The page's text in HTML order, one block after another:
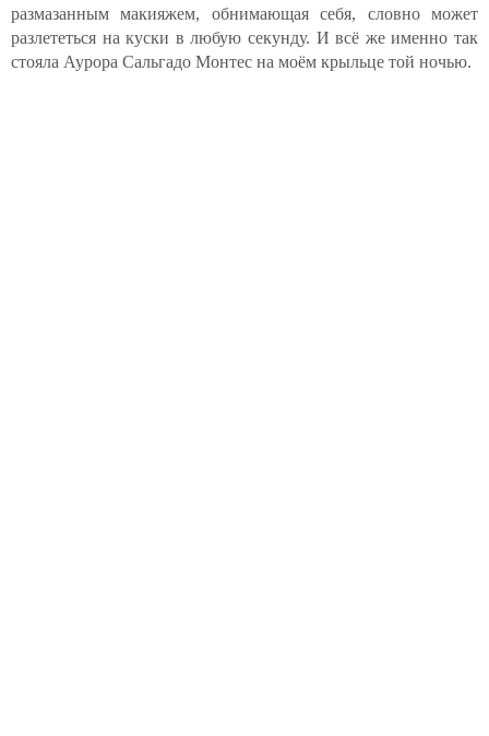
размазанным макияжем, обнимающая себя, словно может
разлететься на куски в любую секунду. И всё же именно так
стояла Аурора Сальгадо Монтес на моём крыльце той ночью.